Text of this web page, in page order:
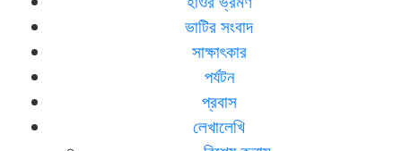
ভাটির সংবাদ
সাক্ষাৎকার
পর্যটন
প্রবাস
লেখালেখি